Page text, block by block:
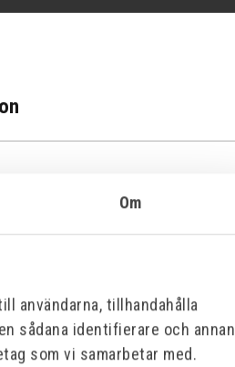
Om
användarna, tillhandahålla
sådana identifierare och annan
som vi samarbetar med.